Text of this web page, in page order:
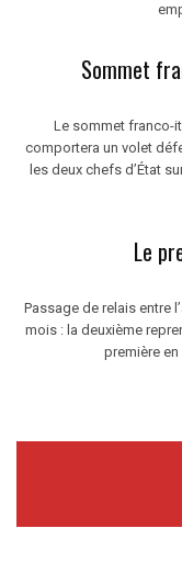
Sommet
Le sommet franco-
comportera un volet
les deux chefs d’État
Le
Passage de relais entre
mois : la deuxième
première